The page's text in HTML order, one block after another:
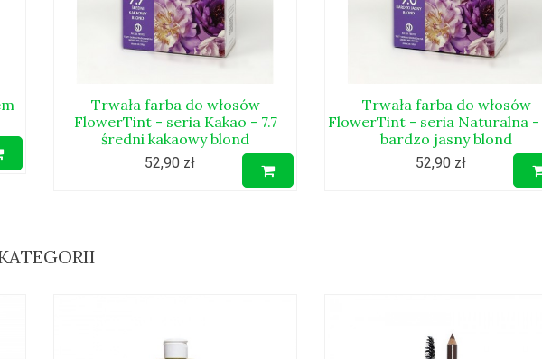
Trwała farba do włosów
FlowerTint - seria Kakao - 7.7
średni kakaowy blond
52,90 zł
Trwała farba do włosów
FlowerTint - seria Naturalna -
bardzo jasny blond
52,90 zł